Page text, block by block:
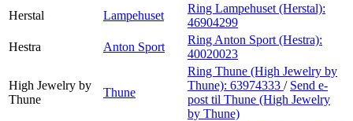
Herstal
Lampehuset
Ring Lampehuset (Herstal):
46904299
Hestra
Anton Sport
Ring Anton Sport (Hestra):
40020023
High Jewelry by
Thune
Thune
Ring Thune (High Jewelry by
Thune): 63974333 / Send e-
post til Thune (High Jewelry
by Thune)